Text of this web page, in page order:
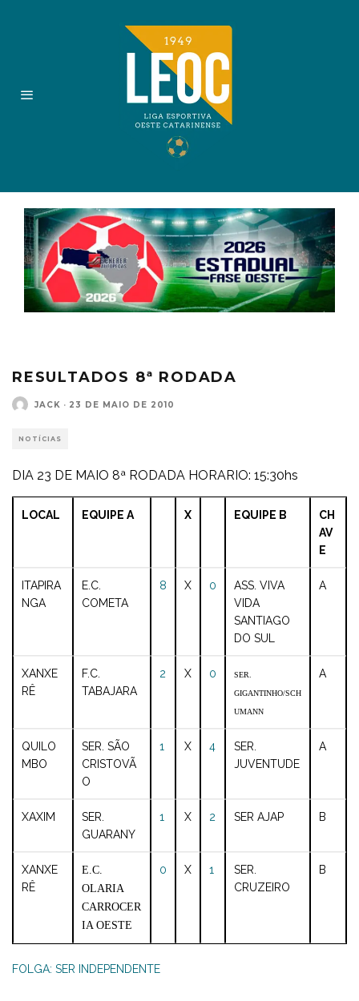
RESULTADOS 8ª RODADA
JACK · 23 DE MAIO DE 2010
NOTÍCIAS
DIA 23 DE MAIO 8ª RODADA HORARIO: 15:30hs
LOCAL EQUIPE A X EQUIPE B
CH
AV
E
ITAPIRA
NGA
E.C.
COMETA
8 X 0
ASS. VIVA
VIDA
SANTIAGO
DO SUL
A
XANXE
RÊ
F.C.
TABAJARA
2 X 0 SER.
GIGANTINHO/SCH
UMANN
A
QUILO
MBO
SER. SÃO
CRISTOVÃ
O
1 X 4
SER.
JUVENTUDE
A
XAXIM
SER.
GUARANY
1 X 2 SER AJAP B
XANXE
RÊ
E.C.
OLARIA
CARROCER
IA OESTE
0 X 1
SER.
CRUZEIRO
B
FOLGA: SER INDEPENDENTE